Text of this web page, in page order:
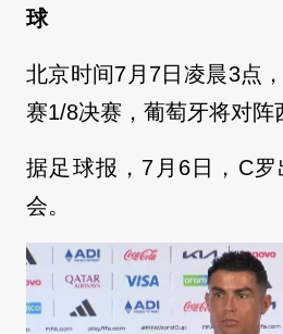
球
北京时间7月7日凌晨3点
赛1/8决赛，葡萄牙将对阵
据足球报，7月6日，C
会。